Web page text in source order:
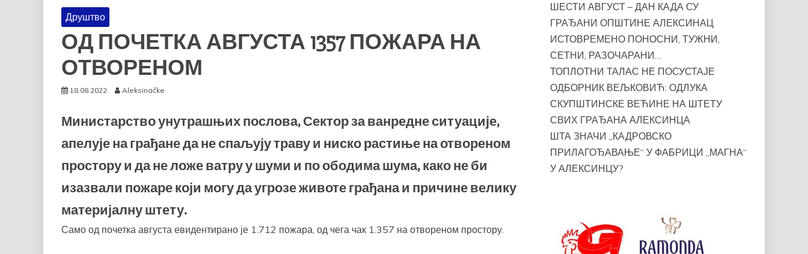
Друштво
ОД ПОЧЕТКА АВГУСТА 1357 ПОЖАРА НА
ОТВОРЕНОМ
18.08.2022. Aleksinačke
Министарство унутрашњих послова, Сектор за ванредне ситуације,
апелује на грађане да не спаљују траву и ниско растиње на отвореном
простору и да не ложе ватру у шуми и по ободима шума, како не би
изазвали пожаре који могу да угрозе животе грађана и причине велику
материјалну штету.
Само од почетка августа евидентирано је 1.712 пожара, од чега чак 1.357 на отвореном простору.
ШЕСТИ АВГУСТ – ДАН КАДА СУ
ГРАЂАНИ ОПШТИНЕ АЛЕКСИНАЦ
ИСТОВРЕМЕНО ПОНОСНИ, ТУЖНИ,
СЕТНИ, РАЗОЧАРАНИ…
ТОПЛОТНИ ТАЛАС НЕ ПОСУСТАЈЕ
ОДБОРНИК ВЕЉКОВИЋ: ОДЛУКА
СКУПШТИНСКЕ ВЕЋИНЕ НА ШТЕТУ
СВИХ ГРАЂАНА АЛЕКСИНЦА
ШТА ЗНАЧИ „КАДРОВСКО
ПРИЛАГОЂАВАЊЕ“ У ФАБРИЦИ „МАГНА“
У АЛЕКСИНЦУ?